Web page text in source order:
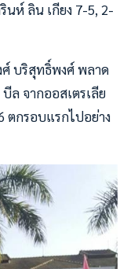
นห์ ลิน เกียง 7-5, 2-
บริสุทธิ์พงศ์ พลาด
บีล จากออสเตรเลีย
ตกรอบแรกไปอย่าง